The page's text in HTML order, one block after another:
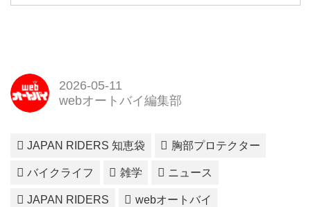
2026-05-11
webオートバイ編集部
JAPAN RIDERS 知恵袋 胸部プロテクター
バイクライフ 雑学 ニュース
JAPAN RIDERS webオートバイ